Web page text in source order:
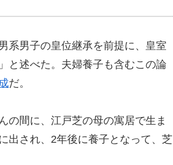
系男子の皇位継承を前提に、皇室
と述べた。夫婦養子も含むこの論
だ。
の間に、江戸芝の母の寓居で生ま
出され、2年後に養子となって、芝